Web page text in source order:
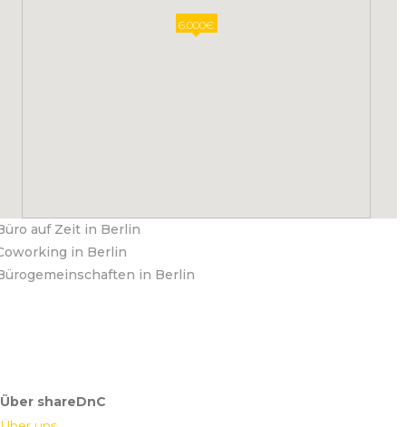
6.000€
auf Zeit in Berlin
in Berlin
in Berlin
Über shareDnC